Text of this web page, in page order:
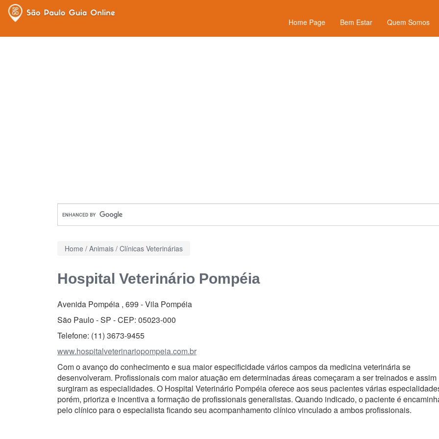
Home Page Bem Estar Quem Somos
Home / Animais / Clínicas Veterinárias
Hospital Veterinário Pompéia
Avenida Pompéia , 699 -Vila Pompéia
São Paulo - SP - CEP: 05023-000
Telefone: (11) 3673-9455
www.hospitalveterinariopompeia.com.br
Com o avanço do conhecimento e sua maior especificidade vários campos da medicina veterinária se
desenvolveram. Profissionais com maior atuação em determinadas áreas começaram a ser treinados e assim
surgiram as especialidades. O Hospital Veterinário Pompéia oferece aos seus pacientes várias
porém, prioriza e incentiva a formação de profissionais generalistas. Quando indicado, o paciente é
pelo clínico para o especialista ficando seu acompanhamento clínico vinculado a ambos profissionais.